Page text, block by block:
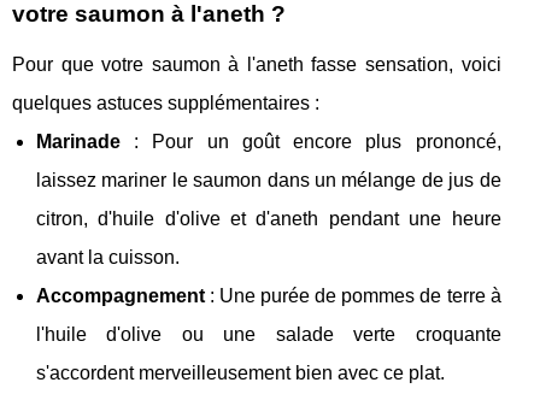
votre saumon à l'aneth ?
Pour que votre saumon à l'aneth fasse sensation, voici
quelques astuces supplémentaires :
Marinade : Pour un goût encore plus prononcé,
laissez mariner le saumon dans un mélange de jus de
citron, d'huile d'olive et d'aneth pendant une heure
avant la cuisson.
Accompagnement : Une purée de pommes de terre à
l'huile d'olive ou une salade verte croquante
s'accordent merveilleusement bien avec ce plat.